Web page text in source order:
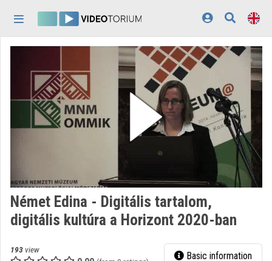
Log In
Discovery
Categories
Organizations
Contributors
Német Edina - Digitális tartalom,
digitális kultúra a Horizont 2020-ban
193 view
Basic information